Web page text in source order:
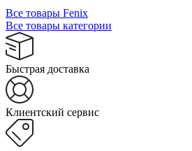
Все товары Fenix
Все товары категории
Быстрая доставка
Клиентский сервис